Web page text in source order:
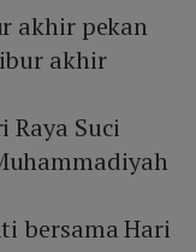
akhir pekan
akhir
Raya Suci
bersama Hari